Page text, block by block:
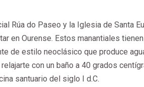
Rúa do Paseo y la Iglesia de Santa
en Ourense. Estos manantiales
de estilo neoclásico que produce
con un baño a 40 grados
santuario del siglo I d.C.